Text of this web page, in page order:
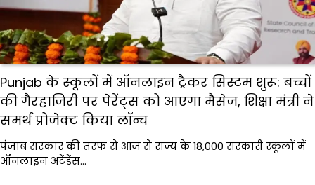
Punjab के स्कूलों में ऑनलाइन ट्रैकर सिस्टम शुरू: बच्चों
की गैरहाजिरी पर पेरेंट्स को आएगा मैसेज, शिक्षा मंत्री ने
समर्थ प्रोजेक्ट किया लॉन्च
पंजाब सरकार की तरफ से आज से राज्य के 18,000 सरकारी स्कूलों में
ऑनलाइन अटेंडेंस…